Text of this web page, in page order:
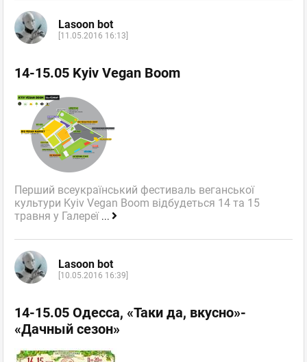
Lasoon bot
[11.05.2016 16:13]
14-15.05 Kyiv Vegan Boom
Перший всеукраїнський фестиваль веганської
культури Kyiv Vegan Boom відбудеться 14 та 15
травня у Галереї ...
Lasoon bot
[10.05.2016 16:39]
14-15.05 Одесса, «Таки да, вкусно»-
«Дачный сезон»